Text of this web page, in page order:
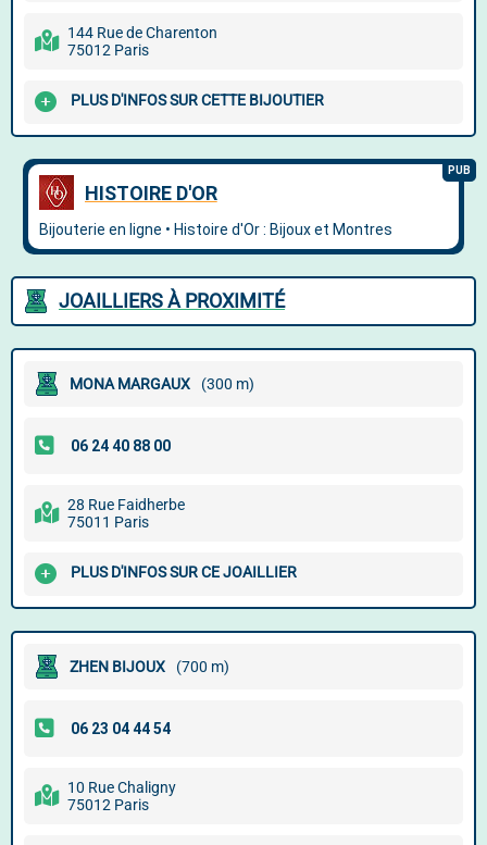
144 Rue de Charenton
75012 Paris
PLUS D'INFOS SUR CETTE BIJOUTIER
JOAILLIERS À PROXIMITÉ
MONA MARGAUX (300 m)
28 Rue Faidherbe
75011 Paris
PLUS D'INFOS SUR CE JOAILLIER
ZHEN BIJOUX (700 m)
10 Rue Chaligny
75012 Paris